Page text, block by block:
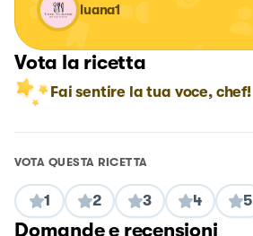
luana1
Vota la ricetta
Fai sentire la tua voce, chef!
VOTA QUESTA RICETTA
1 2 3 4 5
Domande e recensioni